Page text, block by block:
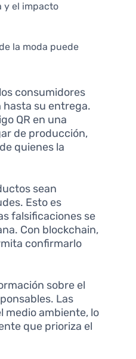
y el impacto
la moda puede
consumidores
hasta su entrega.
QR en una
de producción,
quienes la
sean
Esto es
falsificaciones se
Con blockchain,
confirmarlo
sobre el
Las
medio ambiente, lo
que prioriza el